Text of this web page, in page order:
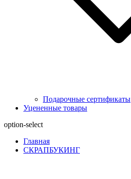
Подарочные сертификаты
Уцененные товары
option-select
Главная
СКРАПБУКИНГ